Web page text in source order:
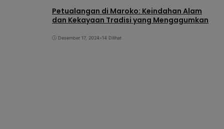
Petualangan di Maroko: Keindahan Alam
dan Kekayaan Tradisi yang Mengagumkan
Desember 17, 2024•14 Dilihat